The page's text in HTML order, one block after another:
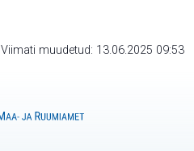
Viimati muudetud: 13.06.2025 09:53